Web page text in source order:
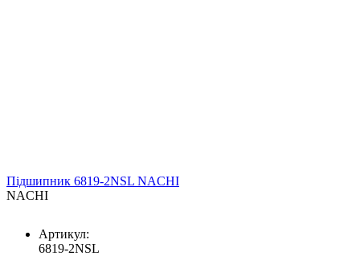
Підшипник 6819-2NSL NACHI
NACHI
Артикул:
6819-2NSL